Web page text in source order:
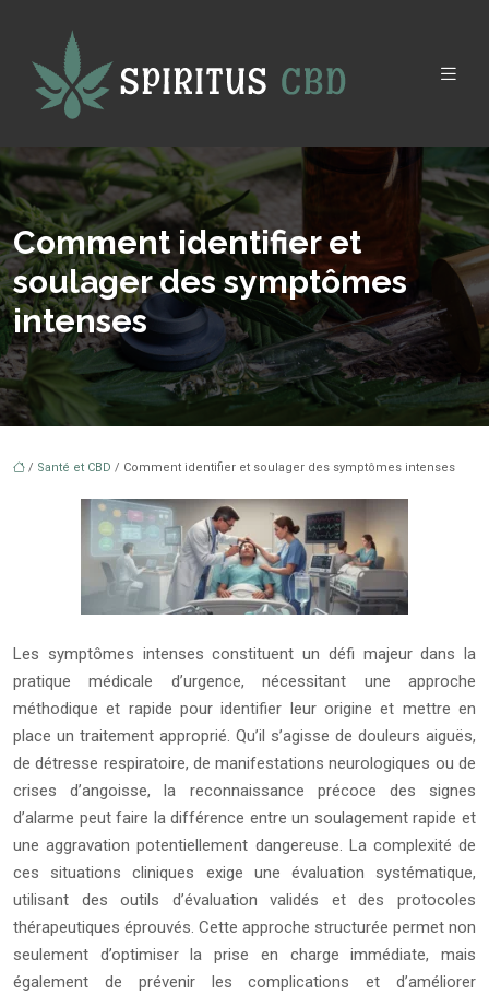
Comment identifier et
soulager des symptômes
intenses
/ Santé et CBD / Comment identifier et soulager des symptômes intenses
Les symptômes intenses constituent un défi majeur dans la
pratique médicale d’urgence, nécessitant une approche
méthodique et rapide pour identifier leur origine et mettre en
place un traitement approprié. Qu’il s’agisse de douleurs aiguës,
de détresse respiratoire, de manifestations neurologiques ou de
crises d’angoisse, la reconnaissance précoce des signes
d’alarme peut faire la différence entre un soulagement rapide et
une aggravation potentiellement dangereuse. La complexité de
ces situations cliniques exige une évaluation systématique,
utilisant des outils d’évaluation validés et des protocoles
thérapeutiques éprouvés. Cette approche structurée permet non
seulement d’optimiser la prise en charge immédiate, mais
également de prévenir les complications et d’améliorer